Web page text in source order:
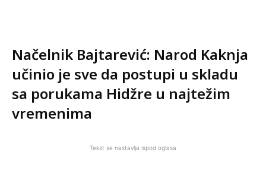
Načelnik Bajtarević: Narod Kaknja
učinio je sve da postupi u skladu
sa porukama Hidžre u najtežim
vremenima
Tekst se nastavlja ispod oglasa